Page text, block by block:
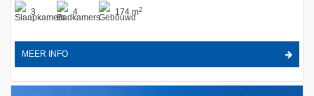
3 4 174 m2
MEER INFO